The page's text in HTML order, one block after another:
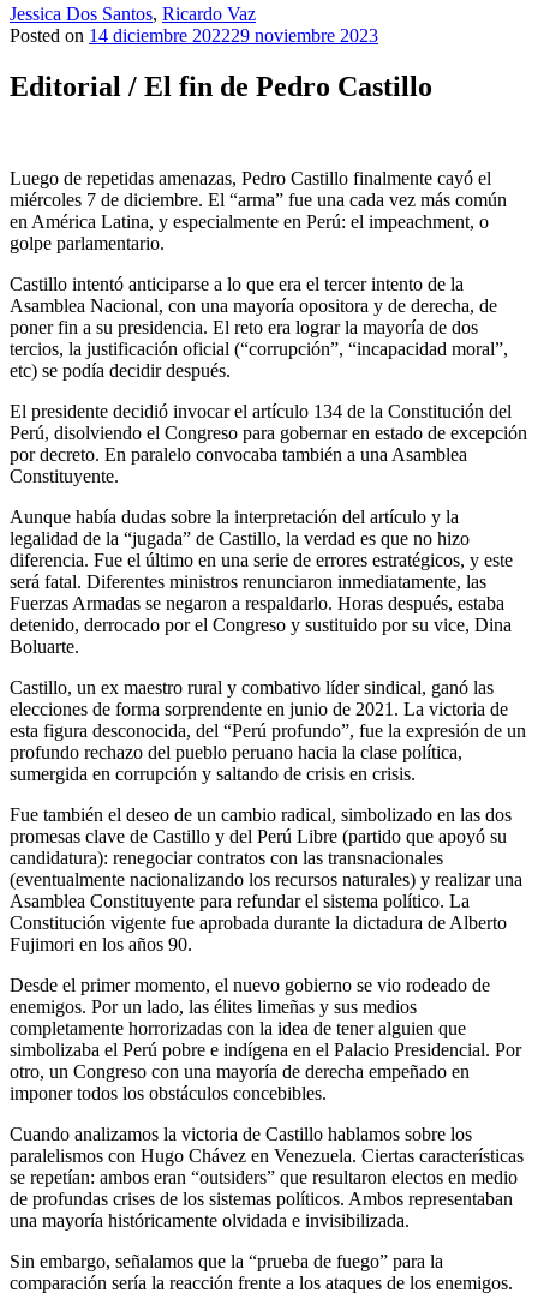
Jessica Dos Santos, Ricardo Vaz
Posted on 14 diciembre 202229 noviembre 2023
Editorial / El fin de Pedro Castillo
Luego de repetidas amenazas, Pedro Castillo finalmente cayó el
miércoles 7 de diciembre. El “arma” fue una cada vez más común
en América Latina, y especialmente en Perú: el impeachment, o
golpe parlamentario.
Castillo intentó anticiparse a lo que era el tercer intento de la
Asamblea Nacional, con una mayoría opositora y de derecha, de
poner fin a su presidencia. El reto era lograr la mayoría de dos
tercios, la justificación oficial (“corrupción”, “incapacidad moral”,
etc) se podía decidir después.
El presidente decidió invocar el artículo 134 de la Constitución del
Perú, disolviendo el Congreso para gobernar en estado de excepción
por decreto. En paralelo convocaba también a una Asamblea
Constituyente.
Aunque había dudas sobre la interpretación del artículo y la
legalidad de la “jugada” de Castillo, la verdad es que no hizo
diferencia. Fue el último en una serie de errores estratégicos, y este
será fatal. Diferentes ministros renunciaron inmediatamente, las
Fuerzas Armadas se negaron a respaldarlo. Horas después, estaba
detenido, derrocado por el Congreso y sustituido por su vice, Dina
Boluarte.
Castillo, un ex maestro rural y combativo líder sindical, ganó las
elecciones de forma sorprendente en junio de 2021. La victoria de
esta figura desconocida, del “Perú profundo”, fue la expresión de un
profundo rechazo del pueblo peruano hacia la clase política,
sumergida en corrupción y saltando de crisis en crisis.
Fue también el deseo de un cambio radical, simbolizado en las dos
promesas clave de Castillo y del Perú Libre (partido que apoyó su
candidatura): renegociar contratos con las transnacionales
(eventualmente nacionalizando los recursos naturales) y realizar una
Asamblea Constituyente para refundar el sistema político. La
Constitución vigente fue aprobada durante la dictadura de Alberto
Fujimori en los años 90.
Desde el primer momento, el nuevo gobierno se vio rodeado de
enemigos. Por un lado, las élites limeñas y sus medios
completamente horrorizadas con la idea de tener alguien que
simbolizaba el Perú pobre e indígena en el Palacio Presidencial. Por
otro, un Congreso con una mayoría de derecha empeñado en
imponer todos los obstáculos concebibles.
Cuando analizamos la victoria de Castillo hablamos sobre los
paralelismos con Hugo Chávez en Venezuela. Ciertas características
se repetían: ambos eran “outsiders” que resultaron electos en medio
de profundas crises de los sistemas políticos. Ambos representaban
una mayoría históricamente olvidada e invisibilizada.
Sin embargo, señalamos que la “prueba de fuego” para la
comparación sería la reacción frente a los ataques de los enemigos.